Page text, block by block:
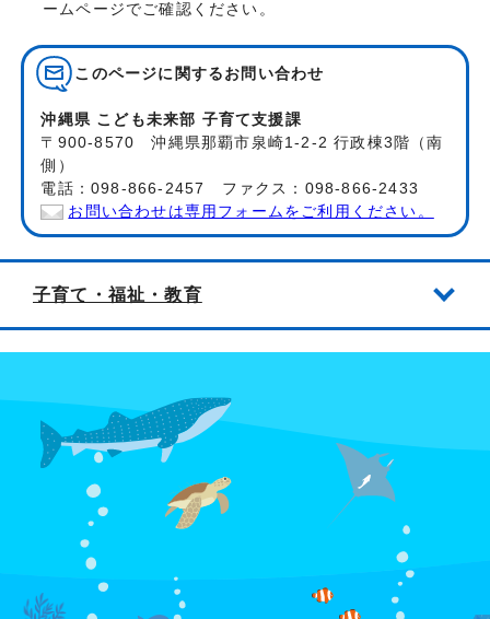
ームページでご確認ください。
このページに関する お問い合わせ
沖縄県 こども未来部 子育て支援課
〒900-8570 沖縄県那覇市泉崎1-2-2 行政棟3階（南
側）
電話：098-866-2457 ファクス：098-866-2433
お問い合わせは専用フォームをご利用ください。
子育て・福祉・教育